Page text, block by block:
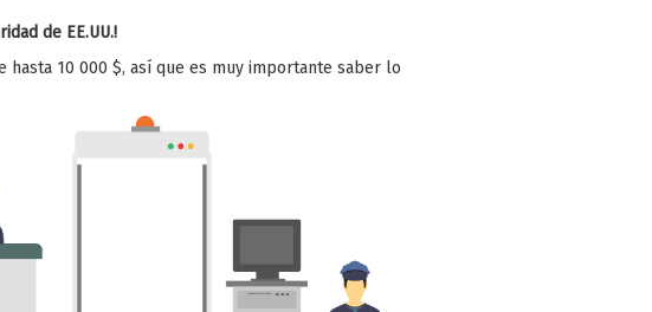
de EE.UU.!
10 000 $, así que es muy importante saber lo